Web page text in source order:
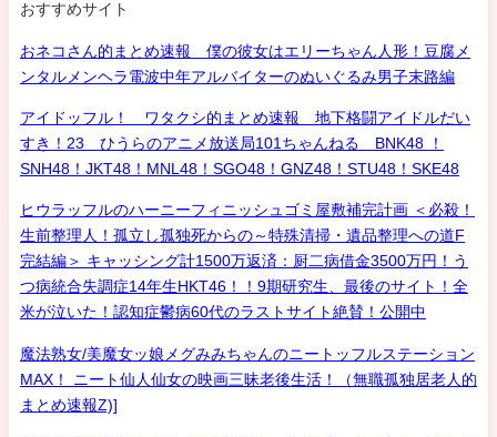
おすすめサイト
おネコさん的まとめ速報 僕の彼女はエリーちゃん人形！豆腐メ
ンタルメンヘラ電波中年アルバイターのぬいぐるみ男子末路編
アイドッフル！ ワタクシ的まとめ速報 地下格闘アイドルだい
すき！23 ひうらのアニメ放送局101ちゃんねる BNK48 ！
SNH48！JKT48！MNL48！SGO48！GNZ48！STU48！SKE48
ヒウラッフルのハーニーフィニッシュゴミ屋敷補完計画 ＜必殺！
生前整理人！孤立し孤独死からの～特殊清掃・遺品整理への道F
完結編＞ キャッシング計1500万返済：厨二病借金3500万円！う
つ病統合失調症14年生HKT46！！9期研究生、最後のサイト！全
米が泣いた！認知症鬱病60代のラストサイト絶賛！公開中
魔法熟女/美魔女ッ娘メグみみちゃんのニートッフルステーション
MAX！ ニート仙人仙女の映画三昧老後生活！（無職孤独居老人的
まとめ速報Z)]